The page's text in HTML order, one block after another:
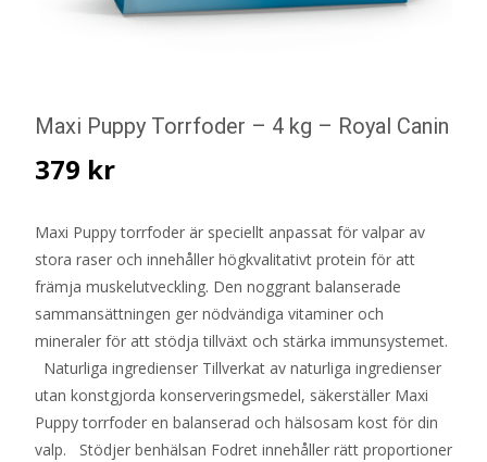
Maxi Puppy Torrfoder – 4 kg – Royal Canin
379 kr
Maxi Puppy torrfoder är speciellt anpassat för valpar av
stora raser och innehåller högkvalitativt protein för att
främja muskelutveckling. Den noggrant balanserade
sammansättningen ger nödvändiga vitaminer och
mineraler för att stödja tillväxt och stärka immunsystemet.
Naturliga ingredienser Tillverkat av naturliga ingredienser
utan konstgjorda konserveringsmedel, säkerställer Maxi
Puppy torrfoder en balanserad och hälsosam kost för din
valp. Stödjer benhälsan Fodret innehåller rätt proportioner